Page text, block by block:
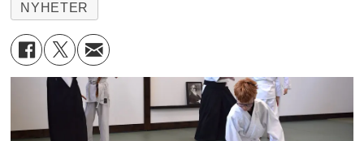
NYHETER